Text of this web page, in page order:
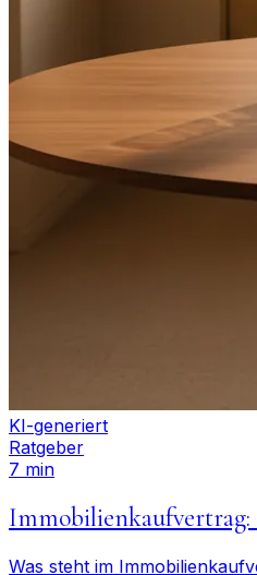
KI-generiert
Ratgeber
7 min
Was steht im